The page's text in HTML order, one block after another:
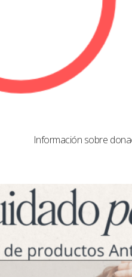
Información sobre